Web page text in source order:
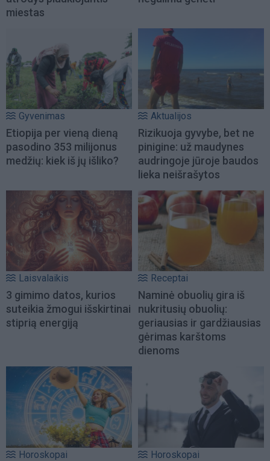
miestas
Gyvenimas
Etiopija per vieną dieną
pasodino 353 milijonus
medžių: kiek iš jų išliko?
Aktualijos
Rizikuoja gyvybe, bet ne
pinigine: už maudynes
audringoje jūroje baudos
lieka neišrašytos
Laisvalaikis
3 gimimo datos, kurios
suteikia žmogui išskirtinai
stiprią energiją
Receptai
Naminė obuolių gira iš
nukritusių obuolių:
geriausias ir gardžiausias
gėrimas karštoms
dienoms
Horoskopai Horoskopai